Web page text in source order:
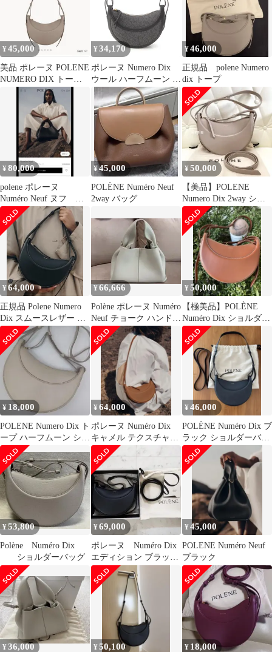
ザー アイボリー 中古
¥45,000
美品 ポレーヌ POLENE
NUMERO DIX トープ
人気 ヌメロ
¥ 34,170
ポレーヌ Numero Dix
ウール ハーフムーン シ
ョルダーバッグ ブラッ
ク【中古】
¥46,000
正規品 polene Numero
dix トープ
¥80,000
polene ポレーヌ
Numéro Neuf ヌフ ブ
ラック テクスチャード
¥45,000
POLÈNE Numéro Neuf
2way バッグ
¥50,000
【美品】POLENE
Numero Dix 2way ショ
ルダーバッグ トープ
¥64,000
正規品 Polene Numero
Dix スムースレザー シ
ョルダーバッグ
¥66,666
Polène ポレーヌ Numéro
Neuf チョーク ハンドバ
ッグ 正規品
¥50,000
【極美品】POLÈNE
Numéro Dix ショルダー
バッグ ブラウン
¥ 18,000
POLENE Numero Dix ト
ープ ハーフムーン ショ
ルダーバッグ
¥64,000
ポレーヌ Numéro Dix
キャメル テクスチャー
ド エディション
¥46,000
POLÈNE Numéro Dix ブ
ラック ショルダーバッ
グ
¥53,800
Polèneㅤ Numéro Dix
ㅤ ショルダーバッグ
¥69,000
ポレーヌ Numéro Dix
エディション ブラック
テクスチャード バッ
グ
¥45,000
POLENE Numéro Neuf
ブラック
¥36,000 ¥50,100 ¥ 18,000